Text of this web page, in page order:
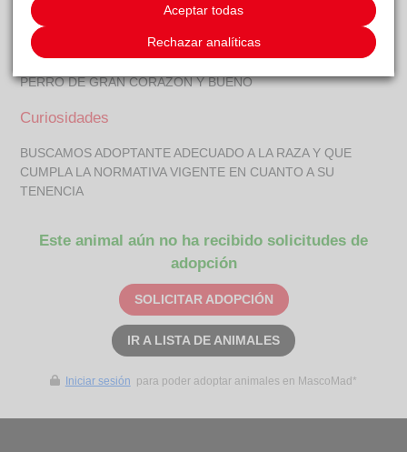
COMENTARIOS
Carácter
PERRO DE GRAN CORAZÓN Y BUENO
Curiosidades
BUSCAMOS ADOPTANTE ADECUADO A LA RAZA Y QUE
CUMPLA LA NORMATIVA VIGENTE EN CUANTO A SU
TENENCIA
Este animal aún no ha recibido solicitudes de
adopción
SOLICITAR ADOPCIÓN
IR A LISTA DE ANIMALES
Iniciar sesión para poder adoptar animales en MascoMad*
Aceptar todas
Rechazar analíticas